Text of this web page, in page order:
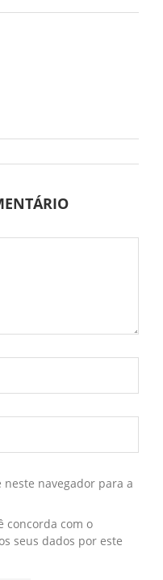
neste navegador para a
concorda com o
seus dados por este